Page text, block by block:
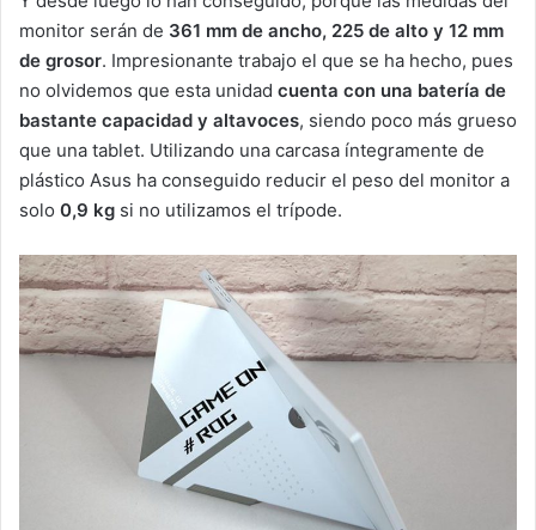
monitor serán de 361 mm de ancho, 225 de alto y 12 mm
de grosor. Impresionante trabajo el que se ha hecho, pues
no olvidemos que esta unidad cuenta con una batería de
bastante capacidad y altavoces, siendo poco más grueso
que una tablet. Utilizando una carcasa íntegramente de
plástico Asus ha conseguido reducir el peso del monitor a
solo 0,9 kg si no utilizamos el trípode.